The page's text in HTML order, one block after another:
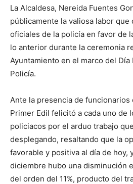
La Alcaldesa, Nereida Fuentes
públicamente la valiosa labor
oficiales de la policía en favor de
lo anterior durante la ceremonia
Ayuntamiento en el marco del
Policía.
Ante la presencia de
Primer Edil felicitó a cada uno de
policiacos por el arduo trabajo
desplegando, resaltando que la
favorable y positiva al día de hoy,
diciembre hubo una disminución
del orden del 11%, producto del